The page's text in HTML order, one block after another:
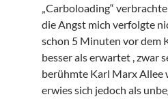
„Carboloading“
die Angst mich verfolgte
schon 5 Minuten vor dem
besser als erwartet , zwar
berühmte Karl Marx Allee
erwies sich jedoch als